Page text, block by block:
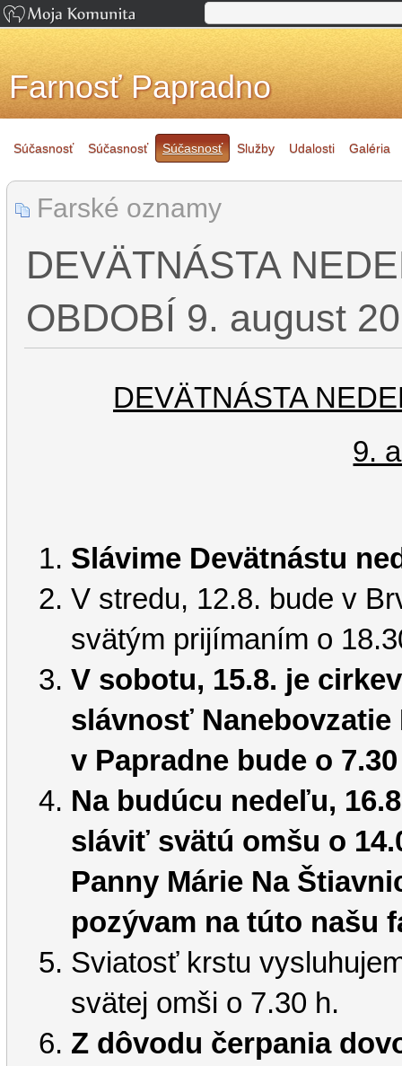
Farnosť Papradno
Súčasnosť Súčasnosť Súčasnosť Služby Udalosti Galéria
Farské oznamy
DEVÄTNÁSTA
OBDOBÍ 9. august
DEVÄTNÁSTA
9.
Slávime Devätnástu
V stredu, 12.8. bude v
svätým prijímaním o
V sobotu, 15.8. je
slávnosť Nanebovzatie
v Papradne bude o
Na budúcu nedeľu,
sláviť svätú omšu o
Panny Márie Na
pozývam na túto našu
Sviatosť krstu
svätej omši o 7.30 h.
Z dôvodu čerpania